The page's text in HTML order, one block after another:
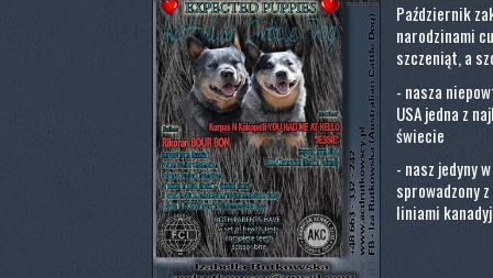
Październik
narodzinami
szczeniąt, a
- nasza
USA jedna z
świecie
- nasz jedyny
sprowadzony
liniami